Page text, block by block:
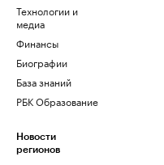
Технологии и
медиа
Финансы
Биографии
База знаний
РБК Образование
Новости
регионов